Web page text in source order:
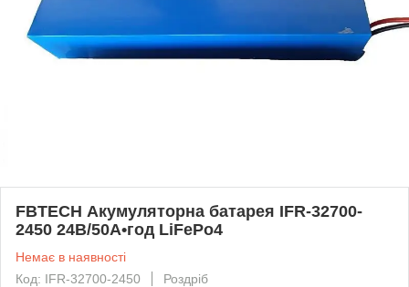
FBTECH Акумуляторна батарея IFR-32700-
2450 24В/50А•год LiFePo4
Немає в наявності
Код: IFR-32700-2450
Роздріб